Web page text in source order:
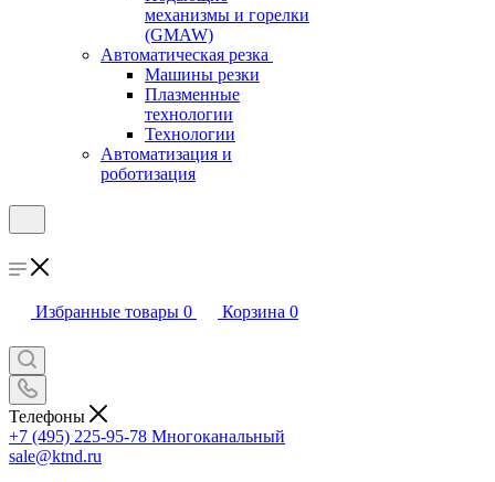
механизмы и горелки
(GMAW)
Автоматическая резка
Машины резки
Плазменные
технологии
Технологии
Автоматизация и
роботизация
Избранные товары 0 Корзина 0
Телефоны
+7 (495) 225-95-78 Многоканальный
sale@ktnd.ru